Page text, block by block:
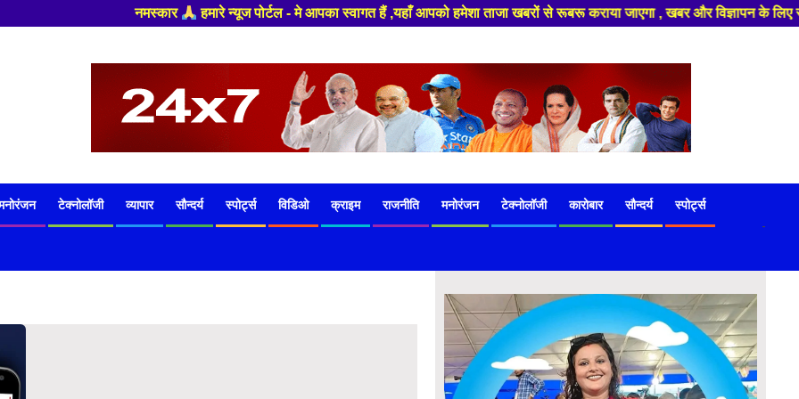
हमारे न्यूज पोर्टल - मे आपका स्वागत हैं ,यहाँ आपको हमेशा ताजा खबरों से रूबरू कराया जाएगा , खबर और विज्ञापन के लिए संपर्क करे +91
टेक्नोलॉजी व्यापार सौन्दर्य स्पोर्ट्स विडिओ क्राइम राजनीति मनोरंजन टेक्नोलॉजी कारोबार सौन्दर्य स्पोर्ट्स
-